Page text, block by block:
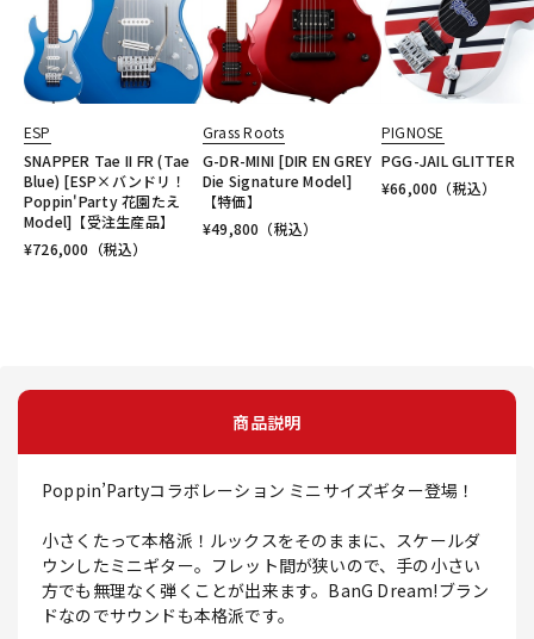
ESP
SNAPPER Tae II FR (Tae
Blue) [ESP×バンドリ！
Poppin'Party 花園たえ
Model]【受注生産品】
¥726,000 （税込）
Grass Roots
G-DR-MINI [DIR EN GREY
Die Signature Model]
【特価】
¥49,800 （税込）
PIGNOSE
PGG-JAIL GLITTER
¥66,000 （税込）
商品説明
Poppin’Partyコラボレーション ミニサイズギター登場！
小さくたって本格派！ルックスをそのままに、スケールダ
ウンしたミニギター。フレット間が狭いので、手の小さい
方でも無理なく弾くことが出来ます。BanG Dream!ブラン
ドなのでサウンドも本格派です。